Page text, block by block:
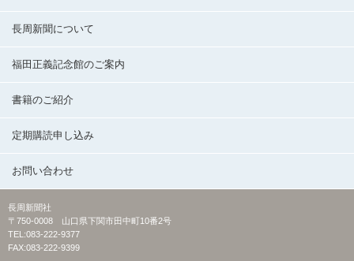
長周新聞について
福田正義記念館のご案内
書籍のご紹介
定期購読申し込み
お問い合わせ
長周新聞社
〒750-0008 山口県下関市田中町10番2号
TEL:083-222-9377
FAX:083-222-9399